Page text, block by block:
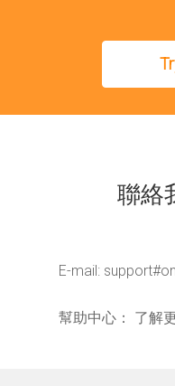
聯絡
E-mail:
幫助中心： 了解